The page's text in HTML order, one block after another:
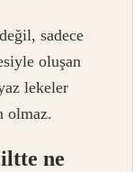
sadece
oluşan
lekeler
olmaz.
ne